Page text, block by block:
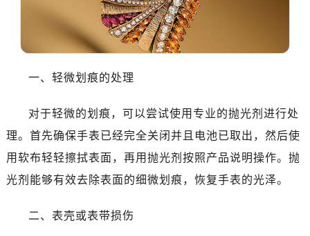
一、轻微划痕的处理
对于轻微的划痕，可以尝试使用专业的抛光剂进行处
理。首先确保手表已经完全关闭并且电池已取出，然后使
用软布轻轻擦拭表面，再用抛光剂按照产品说明操作。抛
光剂能够有效去除表面的细微划痕，恢复手表的光泽。
二、表壳或表带损伤